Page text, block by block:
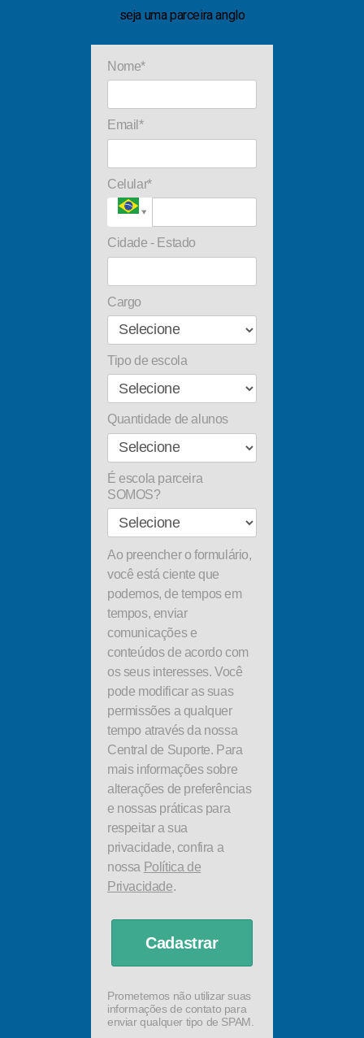
seja uma parceira anglo
Nome*
Email*
Celular*
Cidade - Estado
Cargo
Tipo de escola
Quantidade de alunos
É escola parceira
SOMOS?
Ao preencher o formulário,
você está ciente que
podemos, de tempos em
tempos, enviar
comunicações e
conteúdos de acordo com
os seus interesses. Você
pode modificar as suas
permissões a qualquer
tempo através da nossa
Central de Suporte. Para
mais informações sobre
alterações de preferências
e nossas práticas para
respeitar a sua
privacidade, confira a
nossa Política de
Privacidade.
Cadastrar
Prometemos não utilizar suas
informações de contato para
enviar qualquer tipo de SPAM.